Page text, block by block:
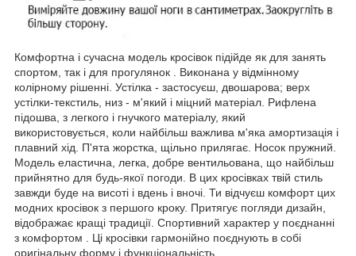
Комфортна і сучасна модель кросівок підійде як для занять
спортом, так і для прогулянок . Виконана у відмінному
колірному рішенні. Устілка - застосуєш, двошарова; верх
устілки-текстиль, низ - м'який і міцний матеріал. Рифлена
підошва, з легкого і гнучкого матеріалу, який
використовується, коли найбільш важлива м'яка амортизація і
плавний хід. П'ята жорстка, щільно прилягає. Носок пружний.
Модель еластична, легка, добре вентильована, що найбільш
прийнятно для будь-якої погоди. В цих кросівках твій стиль
завжди буде на висоті і вдень і вночі. Ти відчуєш комфорт цих
модних кросівок з першого кроку. Притягує погляди дизайн,
відображає кращі традиції. Спортивний характер у поєднанні
з комфортом . Ці кросівки гармонійно поєднують в собі
оригінальну форму і функціональність.